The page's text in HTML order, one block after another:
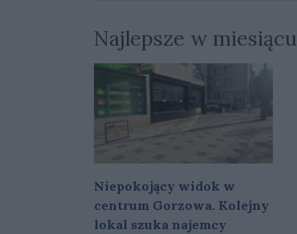
Najlepsze w miesiącu
Niepokojący widok w
centrum Gorzowa. Kolejny
lokal szuka najemcy